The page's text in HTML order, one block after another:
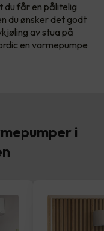
du får en pålitelig
du ønsker det godt
av stua på
en varmepumpe
i